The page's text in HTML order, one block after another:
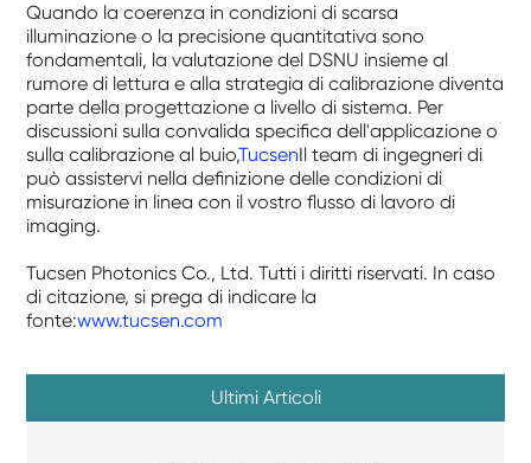
Quando la coerenza in condizioni di scarsa
illuminazione o la precisione quantitativa sono
fondamentali, la valutazione del DSNU insieme al
rumore di lettura e alla strategia di calibrazione diventa
parte della progettazione a livello di sistema. Per
discussioni sulla convalida specifica dell'applicazione o
sulla calibrazione al buio,TucsenIl team di ingegneri di
può assistervi nella definizione delle condizioni di
misurazione in linea con il vostro flusso di lavoro di
imaging.
Tucsen Photonics Co., Ltd. Tutti i diritti riservati. In caso
di citazione, si prega di indicare la
fonte:www.tucsen.com
Ultimi Articoli